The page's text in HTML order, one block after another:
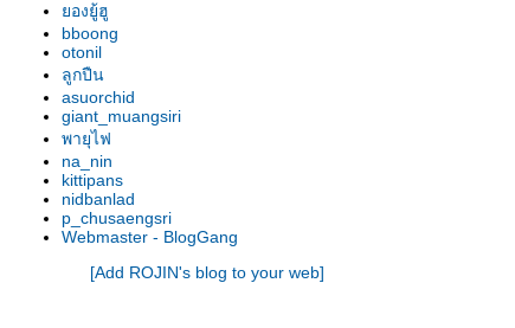
องยู้ฮู
bboong
otonil
ลูกปืน
asuorchid
giant_muangsiri
พายุไฟ
na_nin
kittipans
nidbanlad
p_chusaengsri
Webmaster - BlogGang
[Add ROJIN's blog to your web]